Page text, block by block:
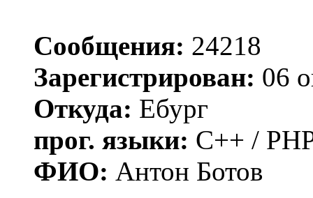
Сообщения: 24218
Зарегистрирован: 06
Откуда: Ебург
прог. языки: C++ /
ФИО: Антон Ботов